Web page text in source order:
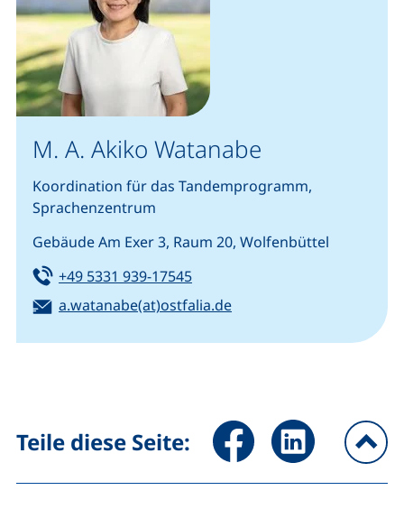
M. A. Akiko Watanabe
Koordination für das Tandemprogramm,
Sprachenzentrum
Gebäude Am Exer 3, Raum 20, Wolfenbüttel
Tel:
+49 5331 939-17545(startet einen Telefonanruf,
E-Mail:
a.watanabe(at)ostfalia.de(öffnet Ihr E-Mail-
Teile diese Seite: Seite über Facebook teilen
Seite über